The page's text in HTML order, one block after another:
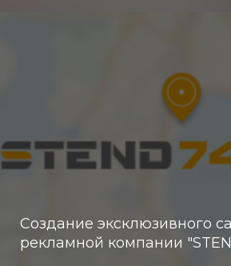
Создание эксклюзивного
рекламной компании